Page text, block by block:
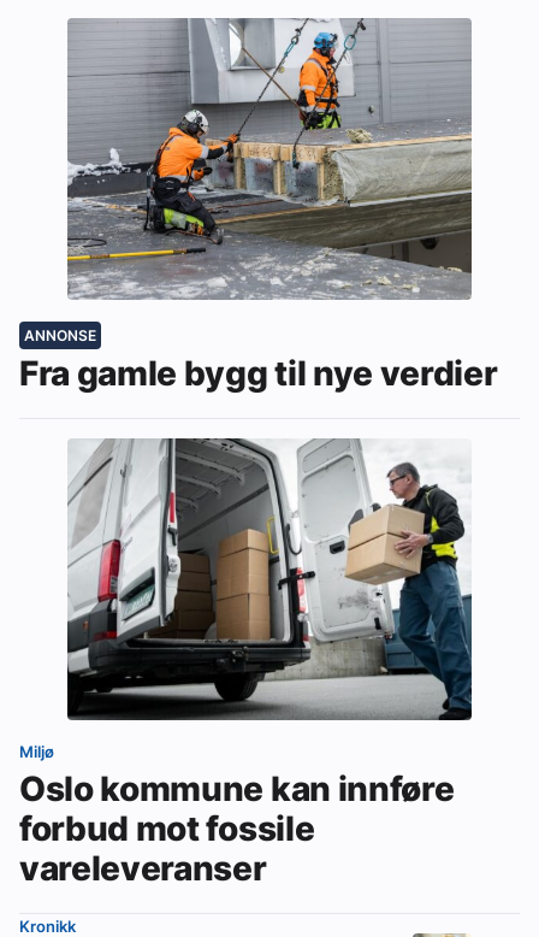
ANNONSE
Fra gamle bygg til nye verdier
Miljø
Oslo kommune kan innføre
forbud mot fossile
vareleveranser
Kronikk